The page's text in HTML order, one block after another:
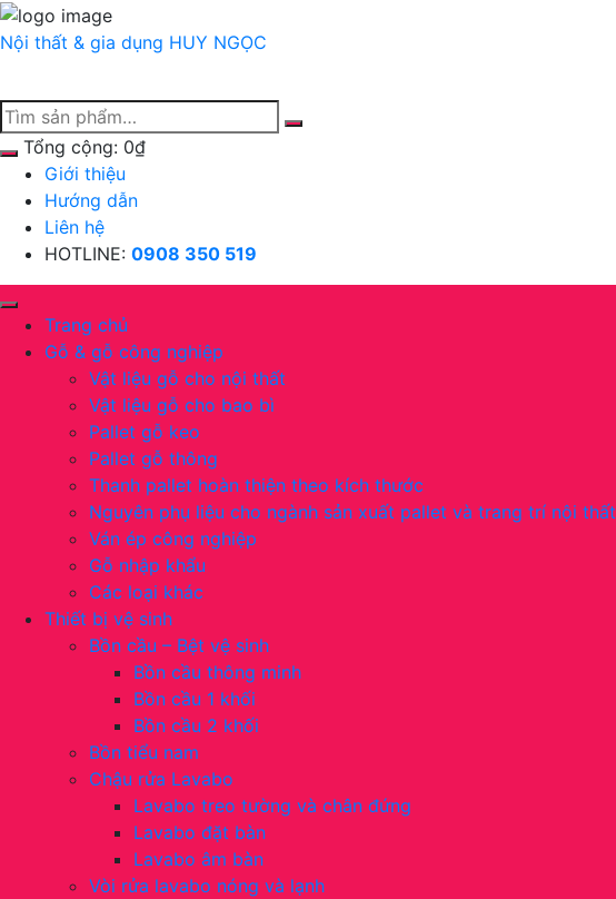
Chuyển
tới
Nội thất & gia dụng HUY NGỌC
Tổng cộng: 0₫
Giới thiệu
Hướng dẫn
Liên hệ
HOTLINE: 0908 350 519
Trang chủ
Gỗ & gỗ công nghiệp
Vật liệu gỗ cho nội thất
Vật liệu gỗ cho bao bì
Pallet gỗ keo
Pallet gỗ thông
Thanh pallet hoàn thiện theo kích thước
Nguyên phụ liệu cho ngành sản xuất pallet và trang trí nội thất
Ván ép công nghiệp
Gỗ nhập khẩu
Các loại khác
Thiết bị vệ sinh
Bồn cầu – Bệt vệ sinh
Bồn cầu thông minh
Bồn cầu 1 khối
Bồn cầu 2 khối
Bồn tiểu nam
Chậu rửa Lavabo
Lavabo treo tường và chân đứng
Lavabo đặt bàn
Lavabo âm bàn
Vòi rửa lavabo nóng và lạnh